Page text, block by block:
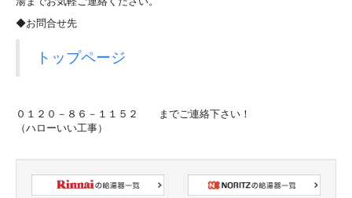
◆お問合せ先
トップページ
０１２０－８６－１１５２ までご連絡下さい！
（ハローいい工事）